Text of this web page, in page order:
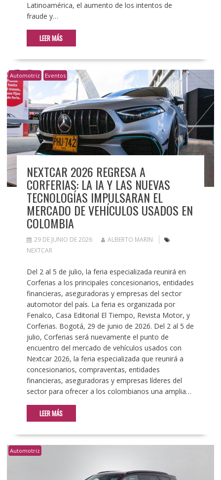
Latinoamérica, el aumento de los intentos de
fraude y…
LEER MÁS
Automotriz Eventos
NEXTCAR 2026 REGRESA A
CORFERIAS: LA IA Y LAS NUEVAS
TECNOLOGÍAS IMPULSARAN EL
MERCADO DE VEHÍCULOS USADOS EN
COLOMBIA
29 DE JUNIO DE 2026
ALBERTO MARIN
NEXTCAR
Del 2 al 5 de julio, la feria especializada reunirá en
Corferias a los principales concesionarios, entidades
financieras, aseguradoras y empresas del sector
automotor del país. La feria es organizada por
Fenalco, Casa Editorial El Tiempo, Revista Motor, y
Corferias. Bogotá, 29 de junio de 2026. Del 2 al 5 de
julio, Corferias será nuevamente el punto de
encuentro del mercado de vehículos usados con
Nextcar 2026, la feria especializada que reunirá a
concesionarios, compraventas, entidades
financieras, aseguradoras y empresas líderes del
sector para ofrecer a los colombianos una amplia…
LEER MÁS
Automotriz